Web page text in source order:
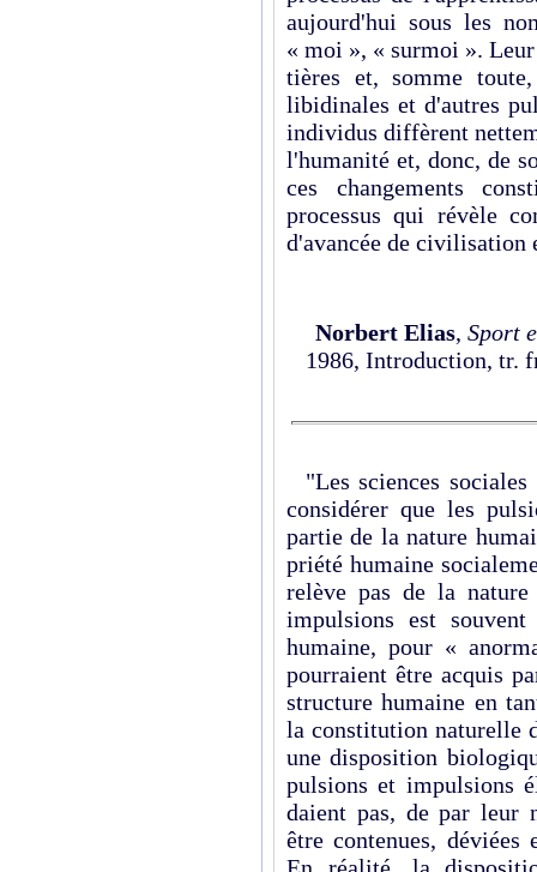
aujourd'hui sous les
« moi », « surmoi ».
tières et, somme
libidinales et d'autres
individus diffèrent
l'humanité et, donc, de
ces changements
processus qui révèle
d'avancée de
Norbert Elias, Sport
1986, Introduction, tr.
"Les sciences
considérer que les
partie de la nature
priété humaine
relève pas de la
impulsions est
humaine, pour «
pourraient être acquis
structure humaine en
la constitution naturelle
une disposition
pulsions et impulsions
daient pas, de par leur
être contenues, déviées
En réalité, la